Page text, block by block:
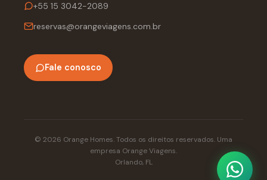
+55 15 3042-2089
reservas@orangeviagens.com.br
Fale conosco
© 2026 Orange Homes. Todos os direitos reservados. Uma
empresa Orange Viagens.
Orlando, FL